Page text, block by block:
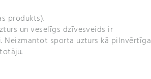
produkts).
un veselīgs dzīvesveids ir
Neizmantot sporta uzturs kā pilnvērtīga